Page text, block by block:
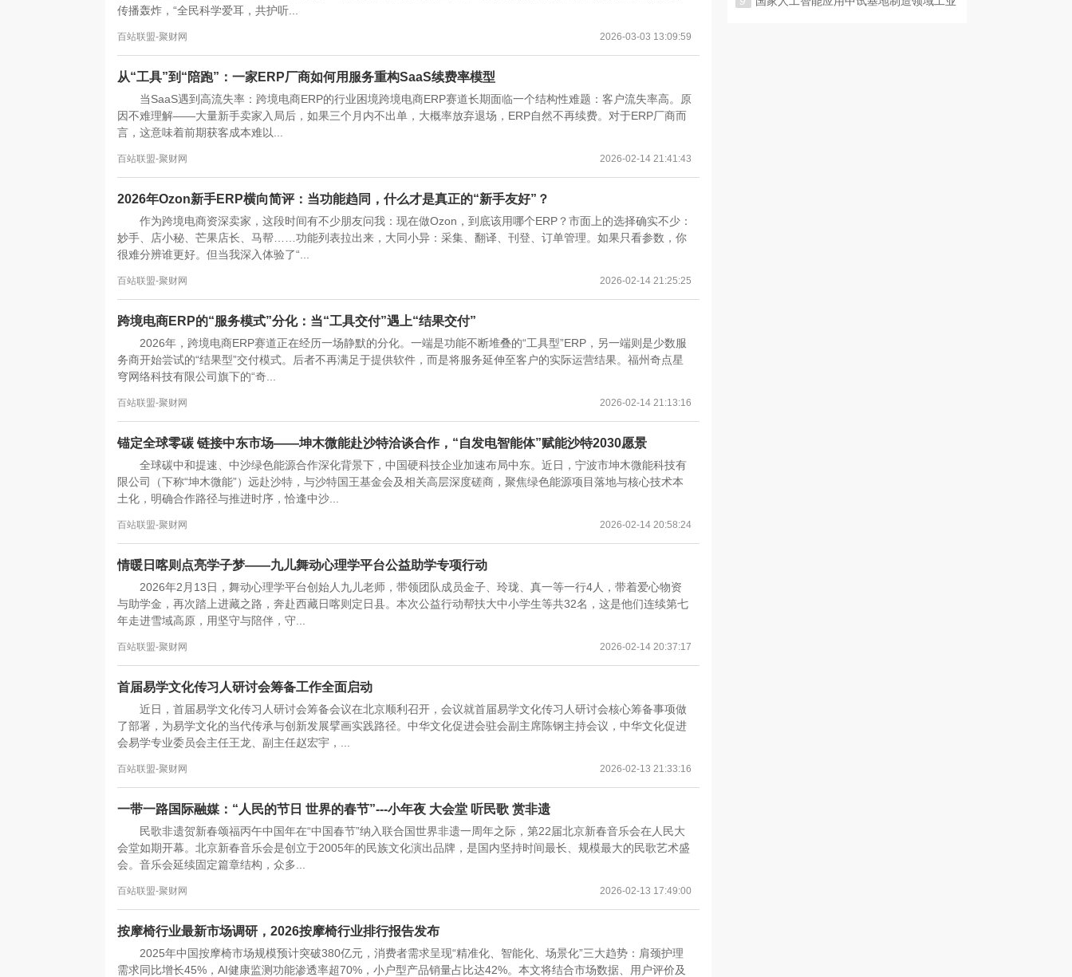
传播轰炸，“全民科学爱耳，共护听...
百站联盟-聚财网 2026-03-03 13:09:59
从“工具”到“陪跑”：一家ERP厂商如何用服务重构SaaS续费率模型
当SaaS遇到高流失率：跨境电商ERP的行业困境跨境电商ERP赛道长期面临一个结构性难题：客户流失率高。原
因不难理解——大量新手卖家入局后，如果三个月内不出单，大概率放弃退场，ERP自然不再续费。对于ERP厂商而
言，这意味着前期获客成本难以...
百站联盟-聚财网 2026-02-14 21:41:43
2026年Ozon新手ERP横向简评：当功能趋同，什么才是真正的“新手友好”？
作为跨境电商资深卖家，这段时间有不少朋友问我：现在做Ozon，到底该用哪个ERP？市面上的选择确实不少：
妙手、店小秘、芒果店长、马帮……功能列表拉出来，大同小异：采集、翻译、刊登、订单管理。如果只看参数，你
很难分辨谁更好。但当我深入体验了“...
百站联盟-聚财网 2026-02-14 21:25:25
跨境电商ERP的“服务模式”分化：当“工具交付”遇上“结果交付”
2026年，跨境电商ERP赛道正在经历一场静默的分化。一端是功能不断堆叠的“工具型”ERP，另一端则是少数服
务商开始尝试的“结果型”交付模式。后者不再满足于提供软件，而是将服务延伸至客户的实际运营结果。福州奇点星
穹网络科技有限公司旗下的“奇...
百站联盟-聚财网 2026-02-14 21:13:16
锚定全球零碳 链接中东市场——坤木微能赴沙特洽谈合作，“自发电智能体”赋能沙特2030愿景
全球碳中和提速、中沙绿色能源合作深化背景下，中国硬科技企业加速布局中东。近日，宁波市坤木微能科技有
限公司（下称“坤木微能”）远赴沙特，与沙特国王基金会及相关高层深度磋商，聚焦绿色能源项目落地与核心技术本
土化，明确合作路径与推进时序，恰逢中沙...
百站联盟-聚财网 2026-02-14 20:58:24
情暖日喀则点亮学子梦——九儿舞动心理学平台公益助学专项行动
2026年2月13日，舞动心理学平台创始人九儿老师，带领团队成员金子、玲珑、真一等一行4人，带着爱心物资
与助学金，再次踏上进藏之路，奔赴西藏日喀则定日县。本次公益行动帮扶大中小学生等共32名，这是他们连续第七
年走进雪域高原，用坚守与陪伴，守...
百站联盟-聚财网 2026-02-14 20:37:17
首届易学文化传习人研讨会筹备工作全面启动
近日，首届易学文化传习人研讨会筹备会议在北京顺利召开，会议就首届易学文化传习人研讨会核心筹备事项做
了部署，为易学文化的当代传承与创新发展擘画实践路径。中华文化促进会驻会副主席陈钢主持会议，中华文化促进
会易学专业委员会主任王龙、副主任赵宏宇，...
百站联盟-聚财网 2026-02-13 21:33:16
一带一路国际融媒：“人民的节日 世界的春节”---小年夜 大会堂 听民歌 赏非遗
民歌非遗贺新春颂福丙午中国年在“中国春节”纳入联合国世界非遗一周年之际，第22届北京新春音乐会在人民大
会堂如期开幕。北京新春音乐会是创立于2005年的民族文化演出品牌，是国内坚持时间最长、规模最大的民歌艺术盛
会。音乐会延续固定篇章结构，众多...
百站联盟-聚财网 2026-02-13 17:49:00
按摩椅行业最新市场调研，2026按摩椅行业排行报告发布
2025年中国按摩椅市场规模预计突破380亿元，消费者需求呈现“精准化、智能化、场景化”三大趋势：肩颈护理
需求同比增长45%，AI健康监测功能渗透率超70%，小户型产品销量占比达42%。本文将结合市场数据、用户评价及